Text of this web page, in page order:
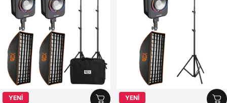
YENİ YENİ